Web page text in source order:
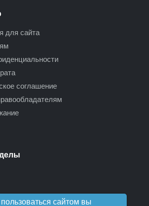
для сайта
соглашение
сайтом вы